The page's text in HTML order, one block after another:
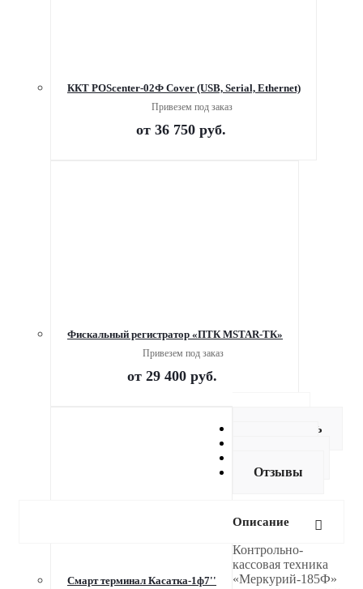
ККТ POScenter-02Ф Cover (USB, Serial, Ethernet)
Привезем под заказ
от 36 750 руб.
Фискальный регистратор «ПТК MSTAR-ТК»
Привезем под заказ
от 29 400 руб.
Смарт терминал Касатка-1ф7''
Как купить
Отзывы
Описание
Контрольно-
кассовая техника
«Меркурий-185Ф»